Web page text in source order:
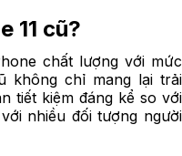
11 cũ?
chất lượng với mức
không chỉ mang lại trải
tiết kiệm đáng kể so với
nhiều đối tượng người